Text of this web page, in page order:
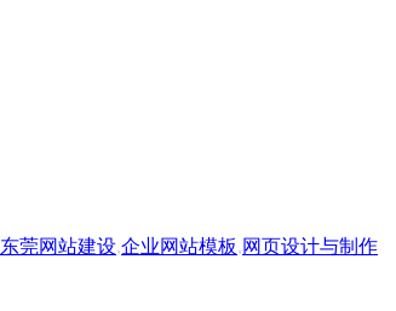
东莞网站建设,企业网站模板,网页设计与制作